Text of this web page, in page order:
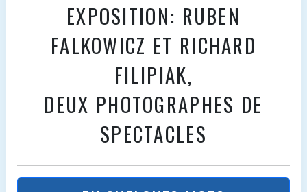
EXPOSITION: RUBEN
FALKOWICZ ET RICHARD
FILIPIAK,
DEUX PHOTOGRAPHES DE
SPECTACLES